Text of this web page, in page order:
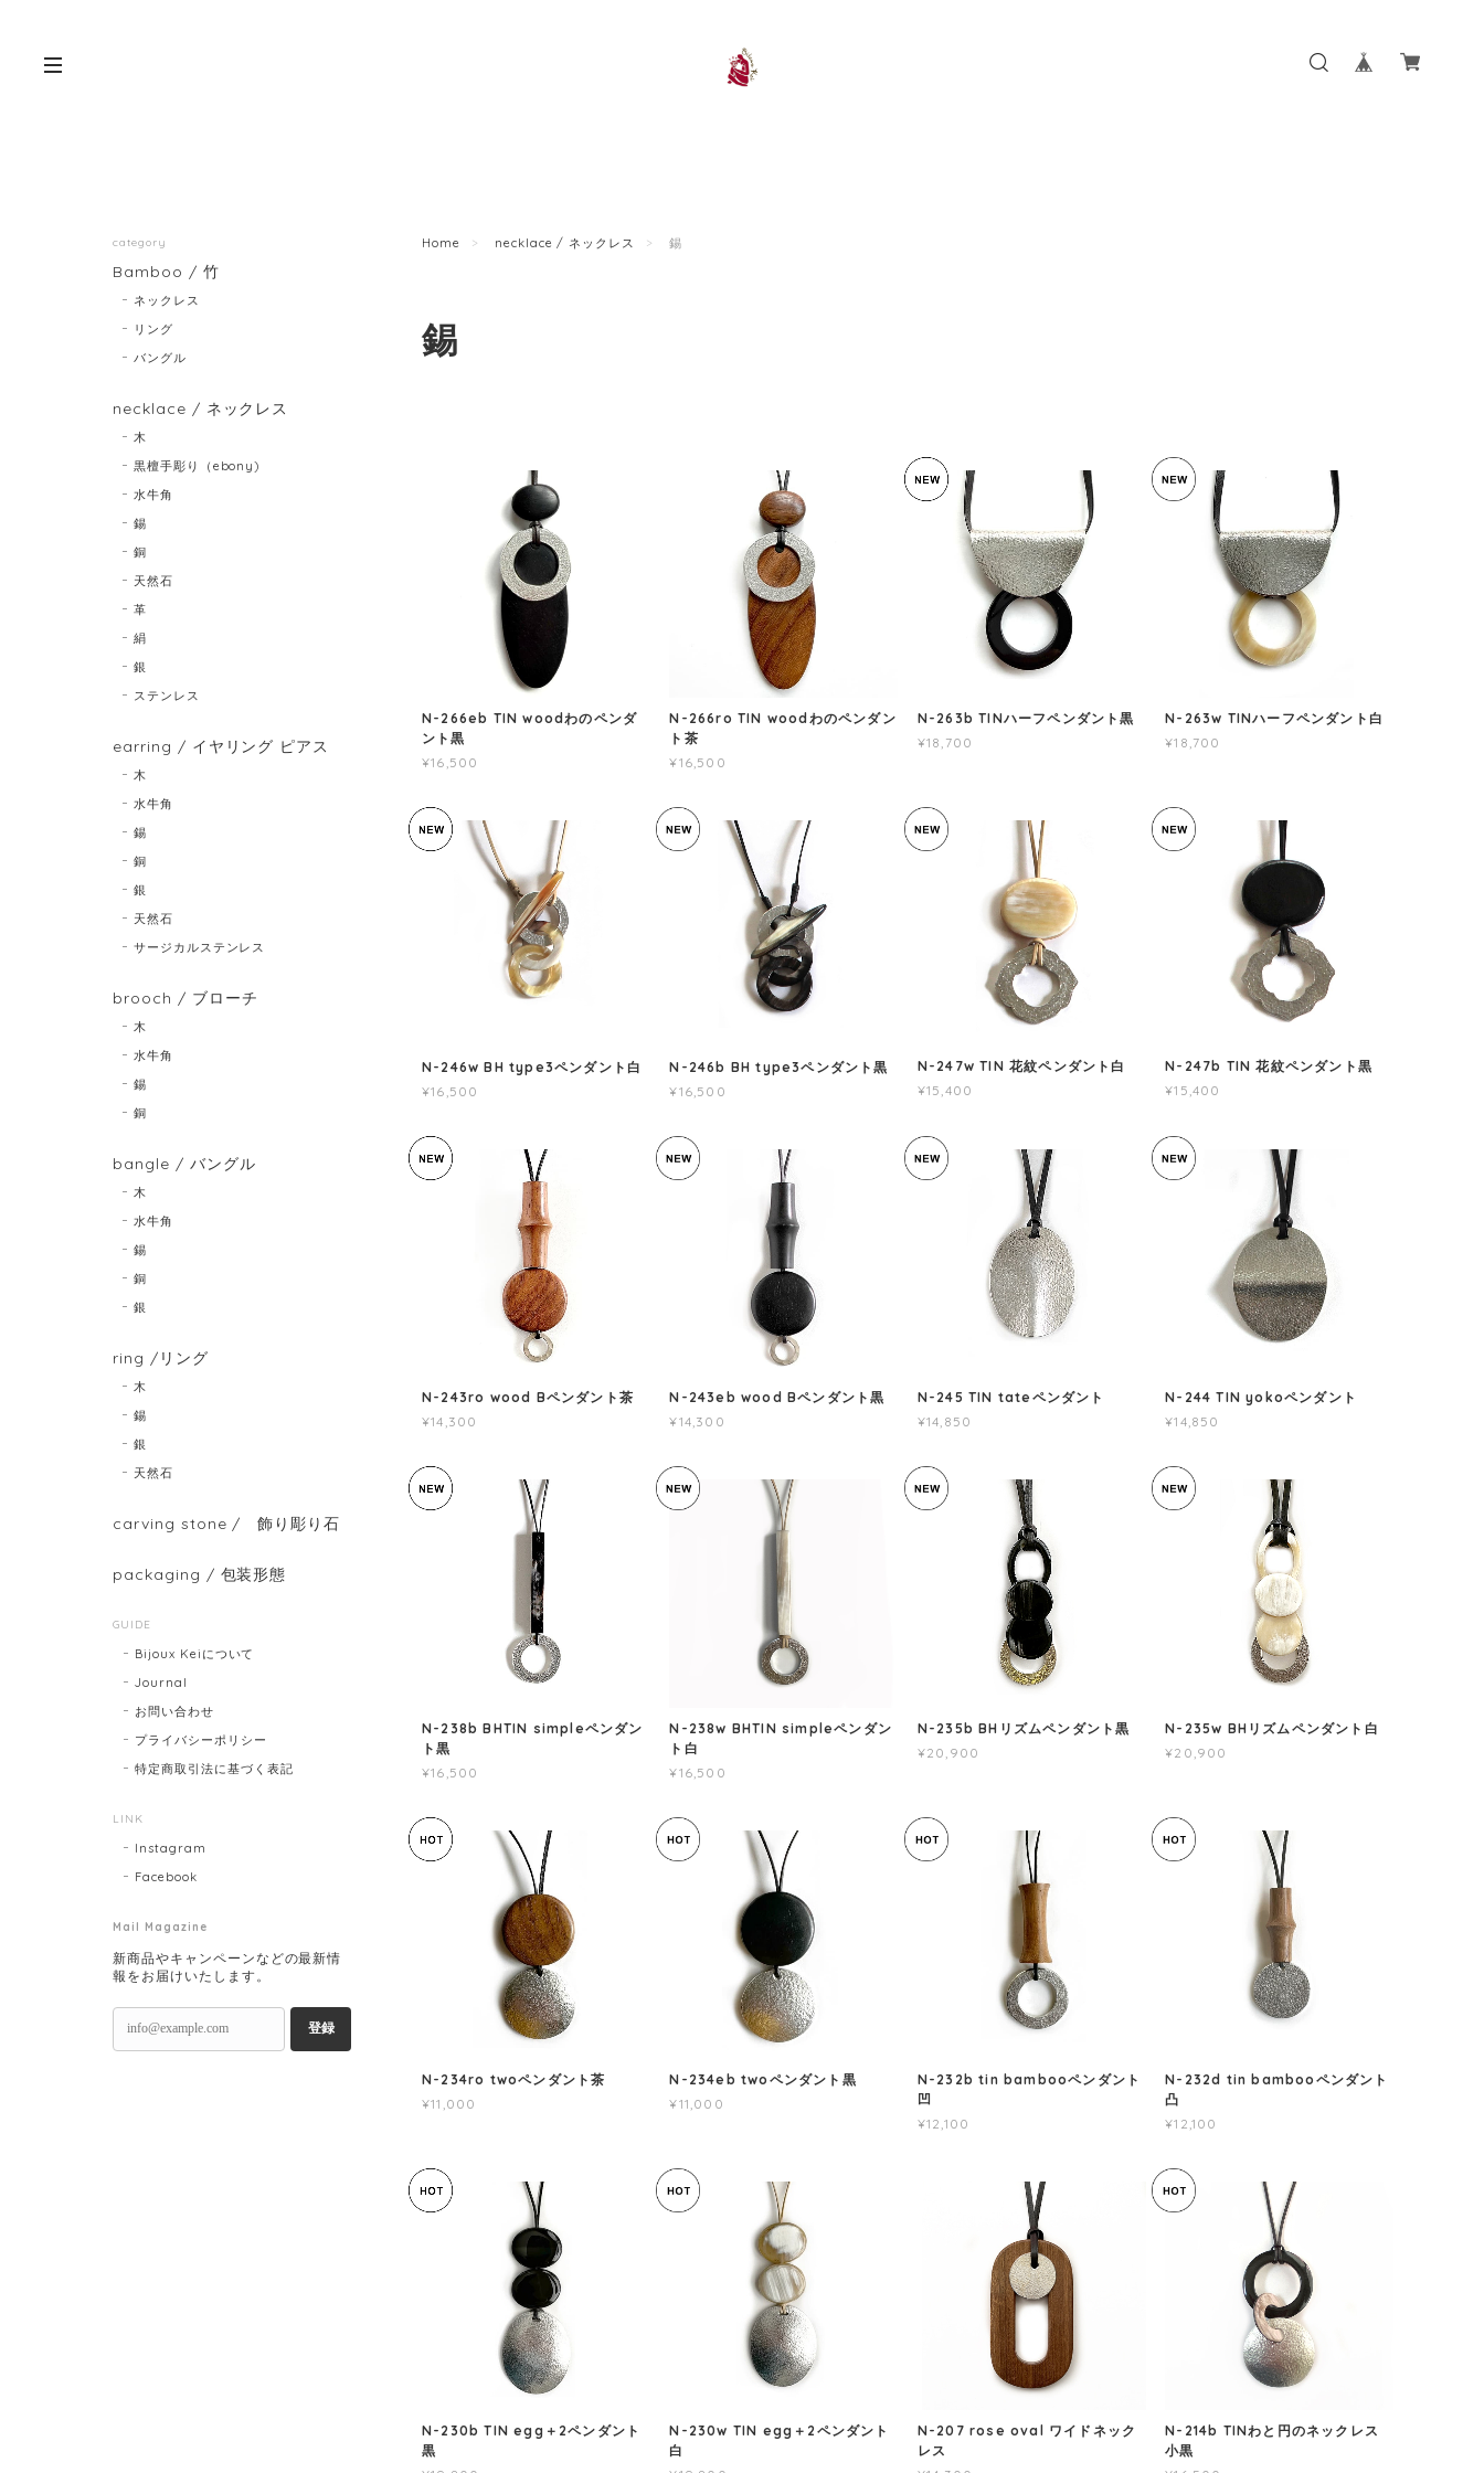
Home necklace / ネックレス 錫
錫
N-266eb TIN woodわのペンダ
ント黒
¥16,500
N-266ro TIN woodわのペンダン
ト茶
¥16,500
N-263b TINハーフペンダント黒
¥18,700
N-263w TINハーフペンダント白
¥18,700
N-246w BH type3ペンダント白
¥16,500
N-246b BH type3ペンダント黒
¥16,500
N-247w TIN 花紋ペンダント白
¥15,400
N-247b TIN 花紋ペンダント黒
¥15,400
N-243ro wood Bペンダント茶
¥14,300
N-243eb wood Bペンダント黒
¥14,300
N-245 TIN tateペンダント
¥14,850
N-244 TIN yokoペンダント
¥14,850
N-238b BHTIN simpleペンダン
ト黒
¥16,500
N-238w BHTIN simpleペンダン
ト白
¥16,500
N-235b BHリズムペンダント黒
¥20,900
N-235w BHリズムペンダント白
¥20,900
N-234ro twoペンダント茶
¥11,000
N-234eb twoペンダント黒
¥11,000
N-232b tin bambooペンダント
凹
¥12,100
N-232d tin bambooペンダント
凸
¥12,100
N-230b TIN egg＋2ペンダント
黒
N-230w TIN egg＋2ペンダント
白
N-207 rose oval ワイドネック
レス
N-214b TINわと円のネックレス
小黒
category
Bamboo / 竹
ネックレス
リング
バングル
necklace / ネックレス
木
黒檀手彫り（ebony)
水牛角
錫
銅
天然石
革
絹
銀
ステンレス
earring / イヤリング ピアス
木
水牛角
錫
銅
銀
天然石
サージカルステンレス
brooch / ブローチ
木
水牛角
錫
銅
bangle / バングル
木
水牛角
錫
銅
銀
ring /リング
木
錫
銀
天然石
carving stone / 飾り彫り石
packaging / 包装形態
GUIDE
Bijoux Keiについて
Journal
お問い合わせ
プライバシーポリシー
特定商取引法に基づく表記
LINK
Instagram
Facebook
Mail Magazine
新商品やキャンペーンなどの最新情
報をお届けいたします。
登録